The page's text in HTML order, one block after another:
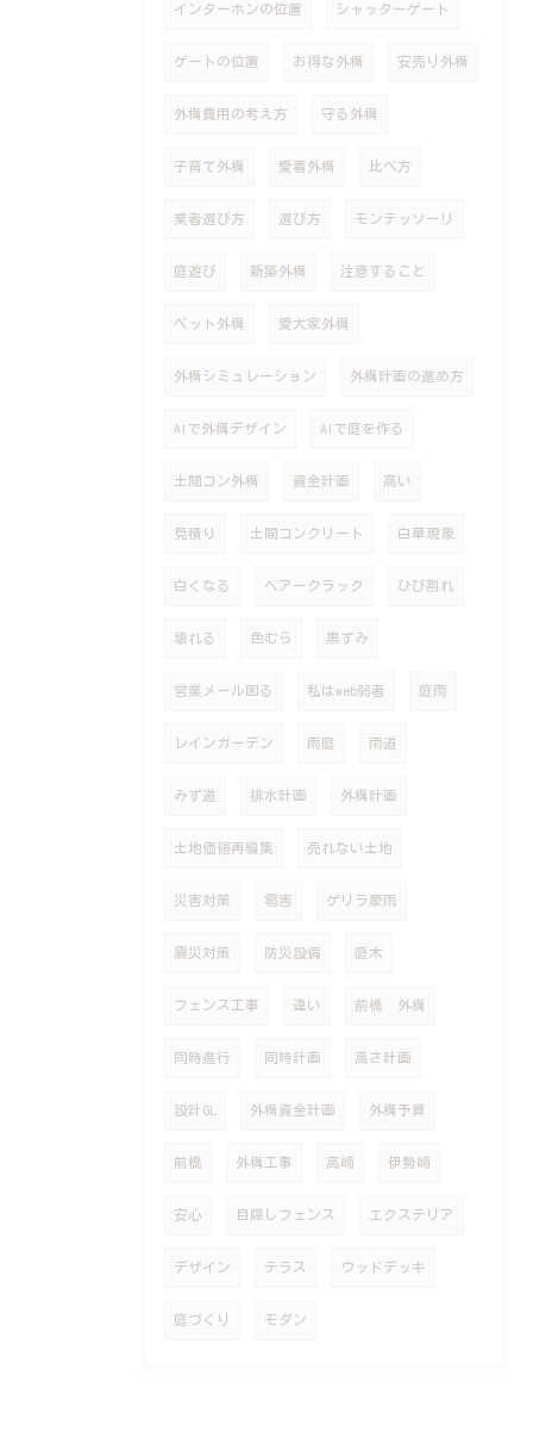
インターホンの位置 シャッターゲート
ゲートの位置 お得な外構 安売り外構
外構費用の考え方 守る外構
子育て外構 愛着外構 比べ方
業者選び方 選び方 モンテッソーリ
庭遊び 新築外構 注意すること
ペット外構 愛犬家外構
外構シミュレーション 外構計画の進め方
AIで外構デザイン AIで庭を作る
土間コン外構 資金計画 高い
見積り 土間コンクリート 白華現象
白くなる ヘアークラック ひび割れ
壊れる 色むら 黒ずみ
営業メール困る 私はweb弱者 庭雨
レインガーデン 雨庭 雨道
みず道 排水計画 外構計画
土地価値再編集 売れない土地
災害対策 雹害 ゲリラ豪雨
震災対策 防災設備 庭木
フェンス工事 違い 前橋 外構
同時進行 同時計画 高さ計画
設計GL 外構資金計画 外構予算
前橋 外構工事 高崎 伊勢崎
安心 目隠しフェンス エクステリア
デザイン テラス ウッドデッキ
庭づくり モダン